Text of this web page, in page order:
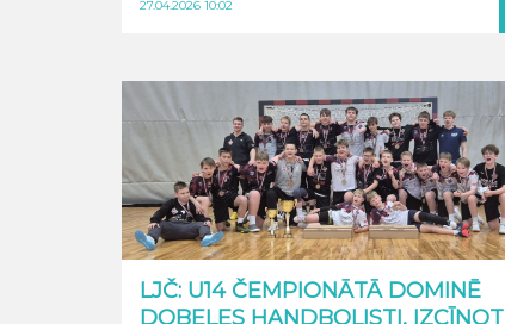
27.04.2026 10:02
LJČ: U14 ČEMPIONĀTĀ DOMINĒ
DOBELES HANDBOLISTI, IZCĪNOT